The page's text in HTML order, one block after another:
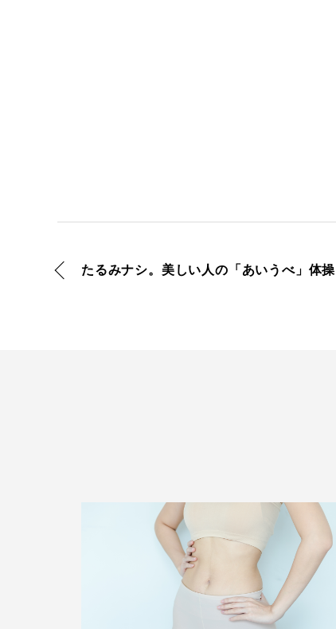
たるみナシ。美しい人の「あいうべ」体操